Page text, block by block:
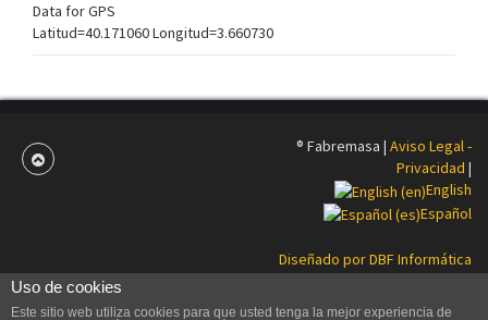
Data for GPS
Latitud=40.171060 Longitud=3.660730
® Fabremasa | Aviso Legal -
Privacidad |
English
Español
Diseñado por DBF Informática
Uso de cookies
Este sitio web utiliza cookies para que usted tenga la mejor experiencia de